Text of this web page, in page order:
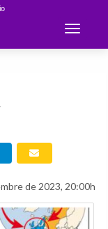
Toggle
de 2023, 20:00h